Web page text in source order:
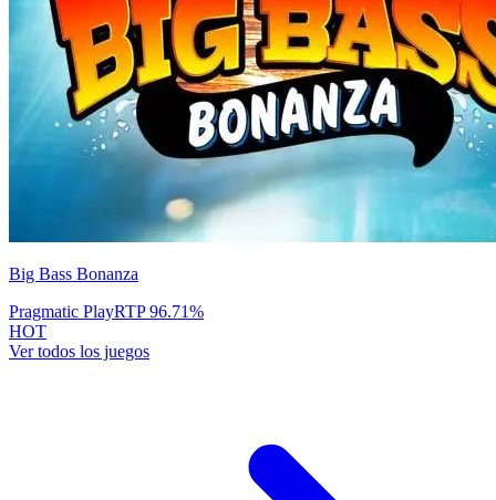
Big Bass Bonanza
Pragmatic PlayRTP96.71%
HOT
Ver todos los juegos